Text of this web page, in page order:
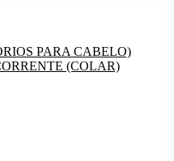
PARA CABELO)
(COLAR)